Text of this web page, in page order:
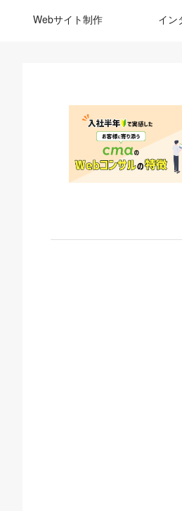
Webサイト制作 イン